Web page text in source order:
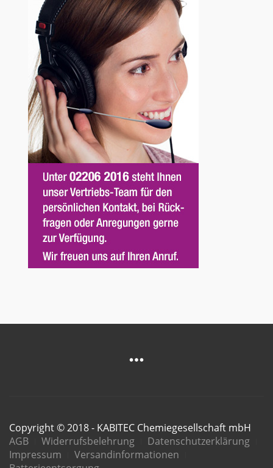
Copyright © 2018 - KABITEC Chemiegesellschaft mbH
AGB
Widerrufsbelehrung
Datenschutzerklärung
Impressum
Versandinformationen